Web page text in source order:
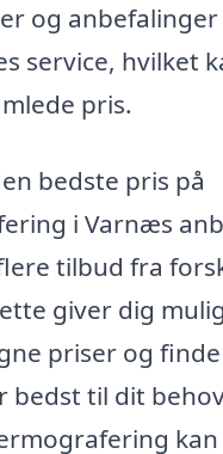
og
service, hvilket
pris.
bedste pris på
i Varnæs
tilbud fra
giver dig
priser og
bedst til dit